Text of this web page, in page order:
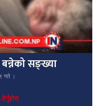
सङ्ख्या
गते ।